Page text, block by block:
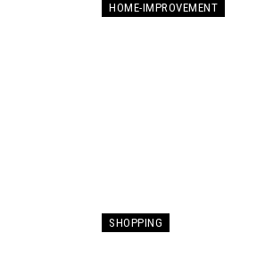
HOME-IMPROVEMENT
SHOPPING